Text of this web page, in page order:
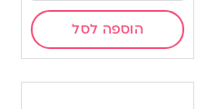
הוספה לסל